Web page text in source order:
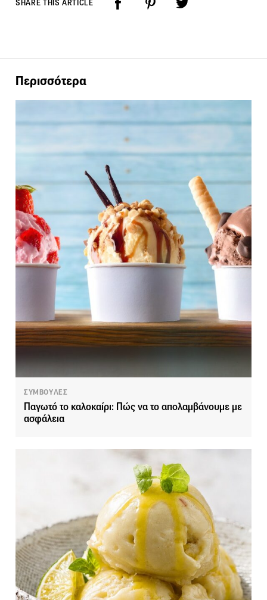
SHARE THIS ARTICLE
Περισσότερα
ΣΥΜΒΟΥΛΕΣ
Παγωτό το καλοκαίρι: Πώς να το απολαμβάνουμε με
ασφάλεια